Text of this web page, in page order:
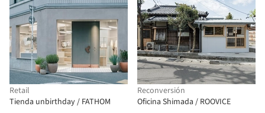
Retail
Tienda unbirthday / FATHOM
Reconversión
Oficina Shimada / ROOVICE